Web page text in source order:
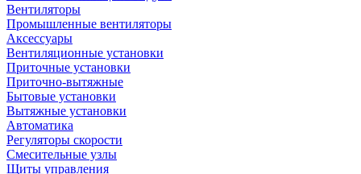
Вентиляторы
Промышленные вентиляторы
Аксессуары
Вентиляционные установки
Приточные установки
Приточно-вытяжные
Бытовые установки
Вытяжные установки
Автоматика
Регуляторы скорости
Смесительные узлы
Щиты управления